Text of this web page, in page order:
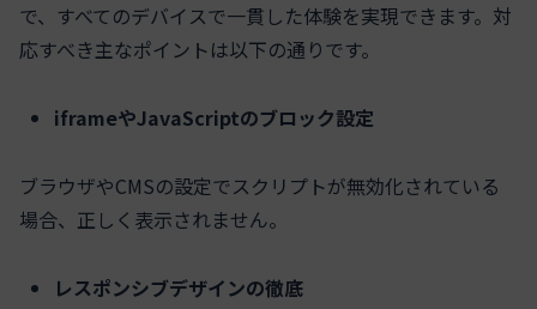
で、すべてのデバイスで一貫した体験を実現できます。対
応すべき主なポイントは以下の通りです。
iframeやJavaScriptのブロック設定
ブラウザやCMSの設定でスクリプトが無効化されている
場合、正しく表示されません。
レスポンシブデザインの徹底